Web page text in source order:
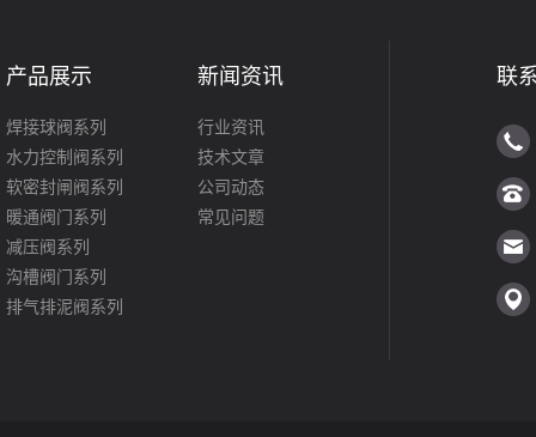
产品展示
焊接球阀系列
水力控制阀系列
软密封闸阀系列
暖通阀门系列
减压阀系列
沟槽阀门系列
排气排泥阀系列
新闻资讯
行业资讯
技术文章
公司动态
常见问题
联